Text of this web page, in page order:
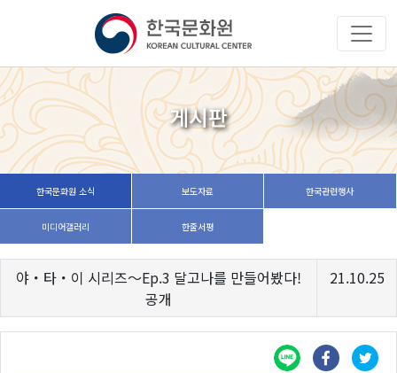
게시판
한국문화원 소식 보도자료 한국관련행사
미디어갤러리 한줄서평
야・타・이 시리즈〜Ep.3 달고나를 만들어봤다!
공개
21.10.25